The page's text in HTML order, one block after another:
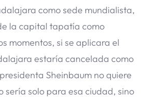
como sede mundialista,
la capital tapatía como
momentos, si se aplicara el
estaría cancelada como
Sheinbaum no quiere
sería solo para esa ciudad, sino